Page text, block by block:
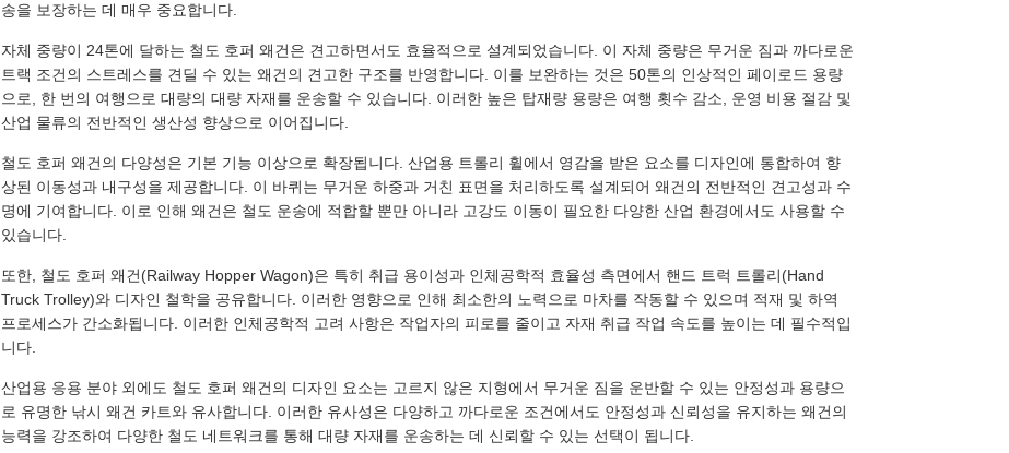
송을 보장하는 데 매우 중요합니다.
자체 중량이 24톤에 달하는 철도 호퍼 왜건은 견고하면서도 효율적으로 설계되었습니다. 이 자체 중량은 무거운 짐과 까다로운
트랙 조건의 스트레스를 견딜 수 있는 왜건의 견고한 구조를 반영합니다. 이를 보완하는 것은 50톤의 인상적인 페이로드 용량
으로, 한 번의 여행으로 대량의 대량 자재를 ​​운송할 수 있습니다. 이러한 높은 탑재량 용량은 여행 횟수 감소, 운영 비용 절감 및
산업 물류의 전반적인 생산성 향상으로 이어집니다.
철도 호퍼 왜건의 다양성은 기본 기능 이상으로 확장됩니다. 산업용 트롤리 휠에서 영감을 받은 요소를 디자인에 통합하여 향
상된 이동성과 내구성을 제공합니다. 이 바퀴는 무거운 하중과 거친 표면을 처리하도록 설계되어 왜건의 전반적인 견고성과 수
명에 기여합니다. 이로 인해 왜건은 철도 운송에 적합할 뿐만 아니라 고강도 이동이 필요한 다양한 산업 환경에서도 사용할 수
있습니다.
또한, 철도 호퍼 왜건(Railway Hopper Wagon)은 특히 취급 용이성과 인체공학적 효율성 측면에서 핸드 트럭 트롤리(Hand
Truck Trolley)와 디자인 철학을 공유합니다. 이러한 영향으로 인해 최소한의 노력으로 마차를 작동할 수 있으며 적재 및 하역
프로세스가 간소화됩니다. 이러한 인체공학적 고려 사항은 작업자의 피로를 줄이고 자재 취급 작업 속도를 높이는 데 필수적입
니다.
산업용 응용 분야 외에도 철도 호퍼 왜건의 디자인 요소는 고르지 않은 지형에서 무거운 짐을 운반할 수 있는 안정성과 용량으
로 유명한 낚시 왜건 카트와 유사합니다. 이러한 유사성은 다양하고 까다로운 조건에서도 안정성과 신뢰성을 유지하는 왜건의
능력을 강조하여 다양한 철도 네트워크를 통해 대량 자재를 ​​운송하는 데 신뢰할 수 있는 선택이 됩니다.